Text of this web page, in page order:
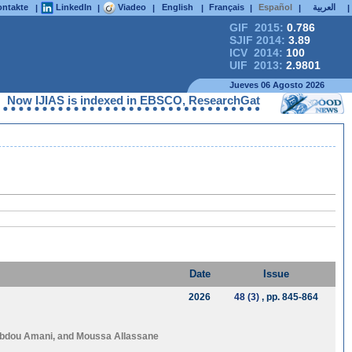
| LinkedIn | Viadeo | English | Français | Español | العربية |
GIF 2015: 0.786
SJIF 2014: 3.89
ICV 2014: 100
UIF 2013: 2.9801
Jueves 06 Agosto 2026
is indexed in EBSCO, ResearchGate, ProQuest,
Date Issue
Amani, and Moussa Allassane
2026 48 (3), pp. 845-864